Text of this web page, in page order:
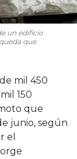
un edificio
que
mil 450
150
que
junio, según
el